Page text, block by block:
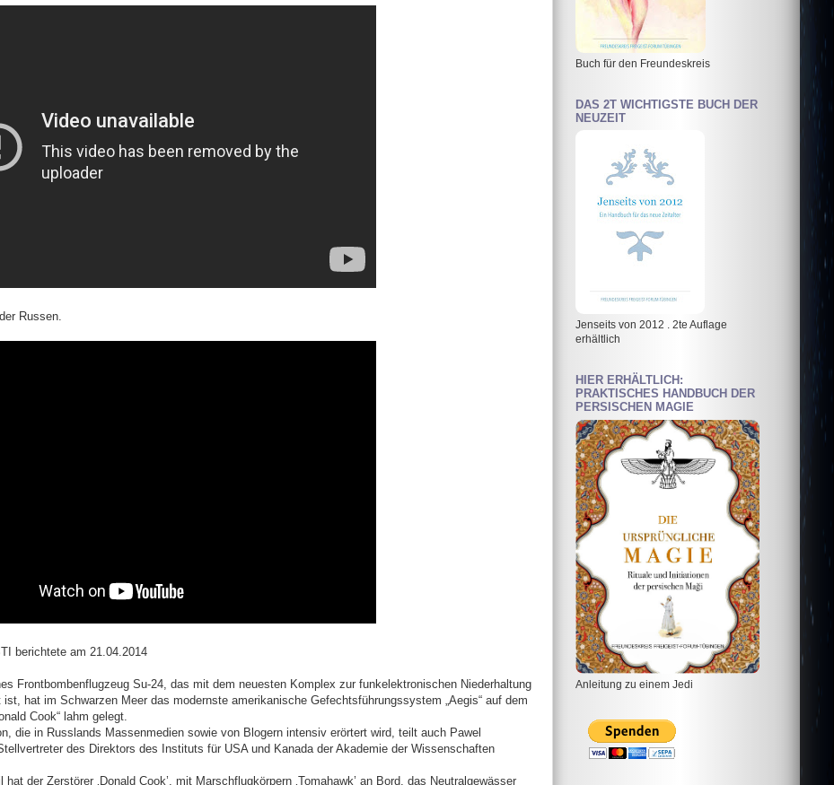
Russen.
berichtete am 21.04.2014
Frontbombenflugzeug Su-24, das mit dem neuesten Komplex zur funkelektronischen Niederhaltung
hat im Schwarzen Meer das modernste amerikanische Gefechtsführungssystem „Aegis“ auf dem
Cook“ lahm gelegt.
die in Russlands Massenmedien sowie von Blogern intensiv erörtert wird, teilt auch Pawel
des Direktors des Instituts für USA und Kanada der Akademie der Wissenschaften
hat der Zerstörer ‚Donald Cook’, mit Marschflugkörpern ‚Tomahawk’ an Bord, das Neutralgewässer
Buch für den Freundeskreis
DAS 2T WICHTIGSTE BUCH DER
NEUZEIT
Jenseits von 2012 . 2te Auflage
erhältlich
HIER ERHÄLTLICH:
PRAKTISCHES HANDBUCH DER
PERSISCHEN MAGIE
Anleitung zu einem Jedi